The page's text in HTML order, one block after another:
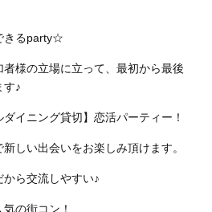
きるparty☆
様の立場に立って、最初から最後
す♪
イニング貸切】恋活パーティー！
しい出会いをお楽しみ頂けます。
から交流しやすい♪
の街コン！